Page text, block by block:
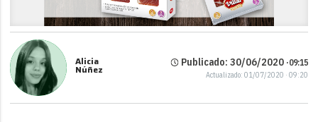
Alicia
Núñez
Publicado: 30/06/2020 ·09:15
Actualizado: 01/07/2020 · 09:20